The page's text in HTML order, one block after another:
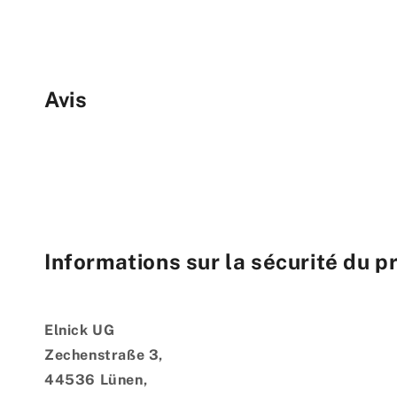
Avis
Informations sur la sécurité du
Elnick UG
Zechenstraße 3,
44536 Lünen,